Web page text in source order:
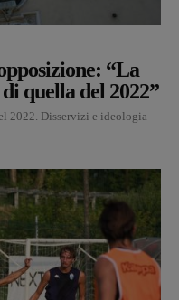
“La
quella del 2022”
2022. Disservizi e ideologia